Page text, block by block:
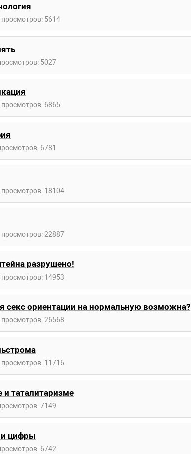
просмотров: 5614
5027
просмотров: 6865
6781
просмотров: 18104
просмотров: 22887
разрушено!
просмотров: 14953
секс ориентации на нормальную возможна?
просмотров: 26568
просмотров: 11716
и таталитаризме
7149
цифры
6742